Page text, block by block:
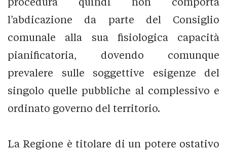
l’abdicazione da parte del Consiglio
comunale alla sua fisiologica capacità
pianificatoria, dovendo comunque
prevalere sulle soggettive esigenze del
singolo quelle pubbliche al complessivo e
ordinato governo del territorio.
La Regione è titolare di un potere ostativo